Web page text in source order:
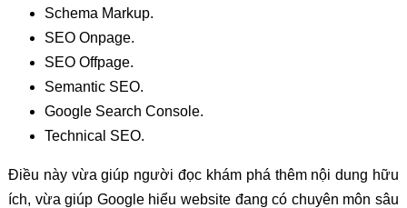
Schema Markup.
SEO Onpage.
SEO Offpage.
Semantic SEO.
Google Search Console.
Technical SEO.
Điều này vừa giúp người đọc khám phá thêm nội dung hữu
ích, vừa giúp Google hiểu website đang có chuyên môn sâu